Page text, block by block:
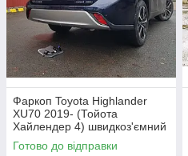
Фаркоп Toyota Highlander
XU70 2019- (Тойота
Хайлендер 4) швидкоз'ємний
гак на ключах
Готово до відправки